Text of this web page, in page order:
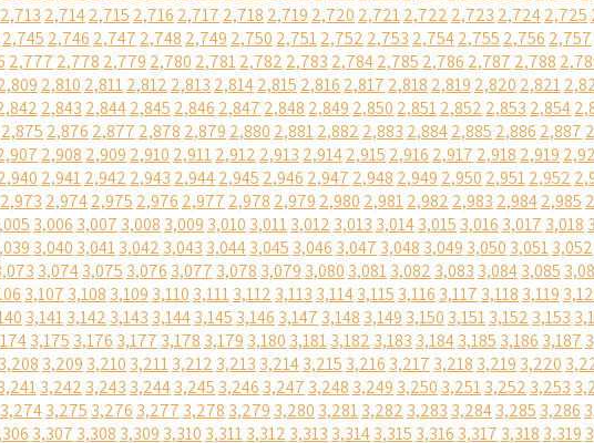
2,713 2,7142,715 2,716 2,717 2,718 2,719 2,720 2,7212,722 2,723 2,7242,725
2,745 2,746 2,747 2,748 2,749 2,750 2,7512,752 2,753 2,7542,755 2,756 2,757
2,777 2,778 2,779 2,780 2,7812,782 2,783 2,7842,785 2,786 2,787 2,788
2,810 2,8112,812 2,813 2,8142,815 2,816 2,817 2,818 2,819 2,820 2,821
2,843 2,8442,845 2,846 2,847 2,848 2,849 2,850 2,8512,852 2,853 2,854
2,875 2,876 2,877 2,878 2,879 2,880 2,8812,882 2,883 2,8842,885 2,886 2,887
2,908 2,909 2,910 2,9112,912 2,913 2,9142,915 2,916 2,917 2,918 2,919
2,9412,942 2,943 2,9442,945 2,946 2,947 2,948 2,949 2,950 2,9512,952
2,973 2,9742,975 2,976 2,977 2,978 2,979 2,980 2,9812,982 2,983 2,9842,985
3,006 3,007 3,008 3,009 3,010 3,0113,012 3,013 3,0143,015 3,016 3,017 3,018
3,040 3,0413,042 3,043 3,0443,045 3,046 3,047 3,048 3,049 3,050 3,0513,052
3,0743,075 3,076 3,077 3,078 3,079 3,080 3,0813,082 3,083 3,0843,085
3,107 3,108 3,109 3,110 3,1113,112 3,113 3,1143,115 3,116 3,117 3,118 3,119
3,1413,142 3,143 3,1443,145 3,146 3,147 3,148 3,149 3,150 3,1513,152 3,153
3,175 3,176 3,177 3,178 3,179 3,180 3,1813,182 3,183 3,1843,185 3,186 3,187
3,208 3,209 3,210 3,2113,212 3,213 3,2143,215 3,216 3,217 3,218 3,219 3,220
3,242 3,243 3,2443,245 3,246 3,247 3,248 3,249 3,250 3,2513,252 3,253
3,2743,275 3,276 3,277 3,278 3,279 3,280 3,2813,282 3,283 3,2843,285 3,286
3,307 3,308 3,309 3,310 3,3113,312 3,313 3,3143,315 3,316 3,317 3,318 3,319